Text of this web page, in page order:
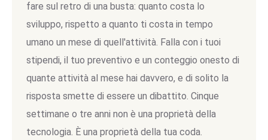
fare sul retro di una busta: quanto costa lo
sviluppo, rispetto a quanto ti costa in tempo
umano un mese di quell'attività. Falla con i tuoi
stipendi, il tuo preventivo e un conteggio onesto di
quante attività al mese hai davvero, e di solito la
risposta smette di essere un dibattito. Cinque
settimane o tre anni non è una proprietà della
tecnologia. È una proprietà della tua coda.